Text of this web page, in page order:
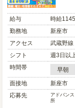
給与
時給
勤務地
新座市
アクセス
武蔵野線
シフト
週3日以
時間帯
早朝
面接地
新座市
応募先
アドバン
所